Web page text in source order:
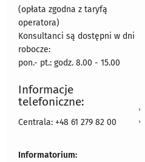
(opłata zgodna z taryfą
operatora)
Konsultanci są dostępni w dni
robocze:
pon.- pt.: godz. 8.00 - 15.00
Informacje
telefoniczne:
Centrala: +48 61 279 82 00
Informatorium: